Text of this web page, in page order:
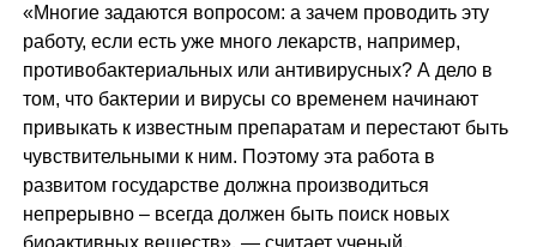
«Многие задаются вопросом: а зачем проводить эту
работу, если есть уже много лекарств, например,
противобактериальных или антивирусных? А дело в
том, что бактерии и вирусы со временем начинают
привыкать к известным препаратам и перестают быть
чувствительными к ним. Поэтому эта работа в
развитом государстве должна производиться
непрерывно – всегда должен быть поиск новых
биоактивных веществ», — считает ученый.